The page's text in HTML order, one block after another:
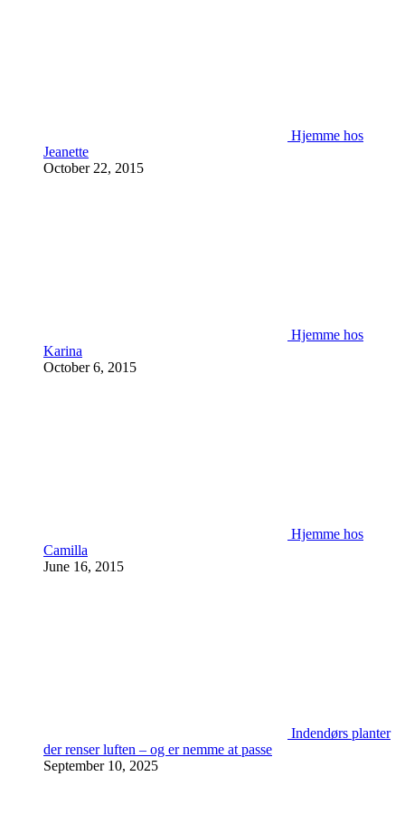
Hjemme hos
Jeanette
October 22, 2015
Hjemme hos
Karina
October 6, 2015
Hjemme hos
Camilla
June 16, 2015
Indendørs planter
der renser luften – og er nemme at passe
September 10, 2025